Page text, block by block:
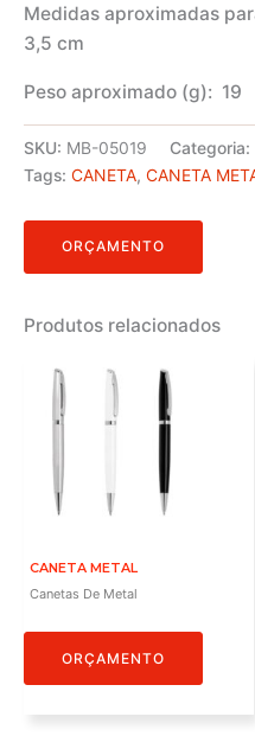
Medidas aproximadas
3,5 cm
Peso aproximado (g): 19
SKU: MB-05019 Categoria:
Tags: CANETA, CANETA
ORÇAMENTO
Produtos relacionados
CANETA METAL
Canetas De Metal
ORÇAMENTO